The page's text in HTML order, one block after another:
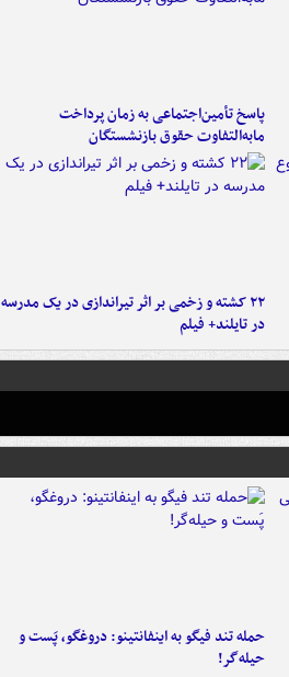
پاسخ تأمین‌اجتماعی به زمان پرداخت
مابه‌التفاوت حقوق بازنشستگان
۲۲ کشته و زخمی بر اثر تیراندازی در یک مدرسه
در تایلند+ فیلم
حمله تند فیگو به اینفانتینو: دروغگو، پَست‌ و
حیله‌گر!